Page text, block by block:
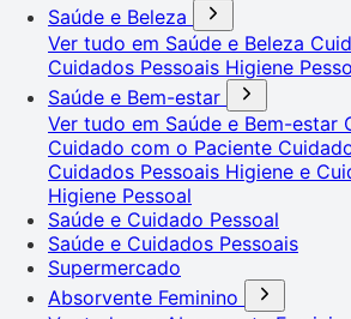
Saúde e Beleza
Ver tudo em Saúde e Beleza
Cuidados Pessoais Higiene
Saúde e Bem-estar
Ver tudo em Saúde e Bem-estar
Cuidado com o Paciente
Cuidados Pessoais Higiene e
Higiene Pessoal
Saúde e Cuidado Pessoal
Saúde e Cuidados Pessoais
Supermercado
Absorvente Feminino